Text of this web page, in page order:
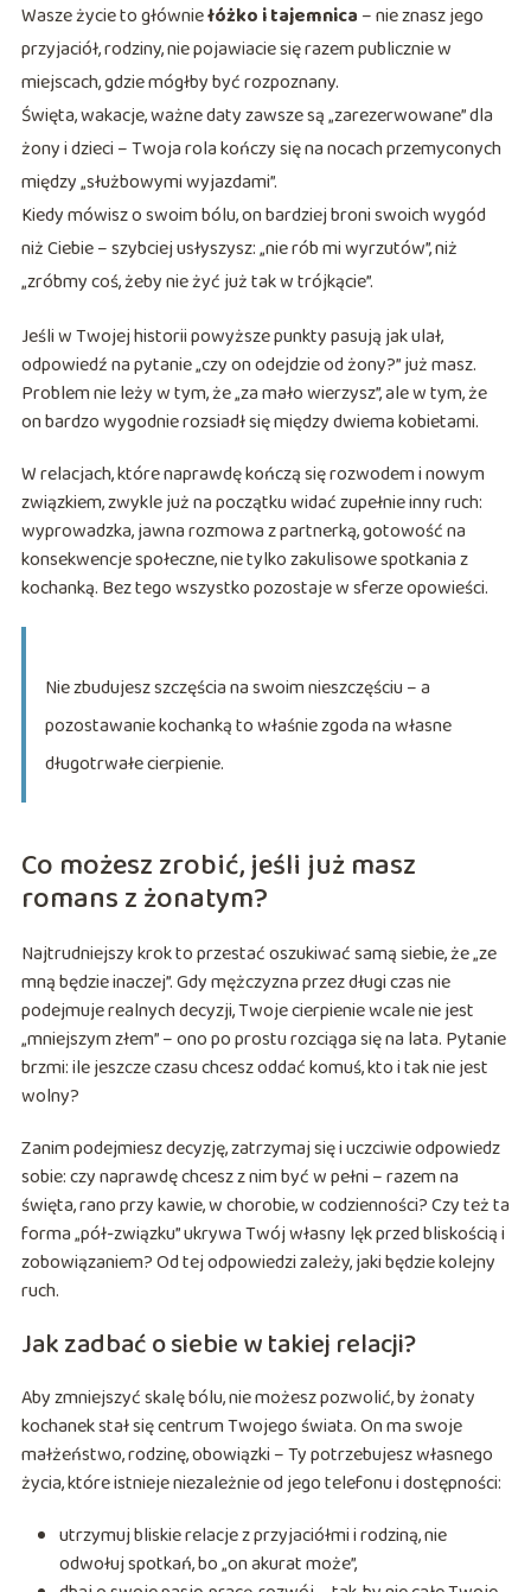
Wasze życie to główniełóżko i tajemnica – nie znasz jego
przyjaciół, rodziny, nie pojawiacie się razem publicznie w
miejscach, gdzie mógłby być rozpoznany.
Święta, wakacje, ważne daty zawsze są „zarezerwowane” dla
żony i dzieci – Twoja rola kończy się na nocach przemyconych
między „służbowymi wyjazdami”.
Kiedy mówisz o swoim bólu, on bardziej broni swoich wygód
niż Ciebie – szybciej usłyszysz: „nie rób mi wyrzutów”, niż
„zróbmy coś, żeby nie żyć już tak w trójkącie”.
Jeśli w Twojej historii powyższe punkty pasują jak ulał,
odpowiedź na pytanie „czy on odejdzie od żony?” już masz.
Problem nie leży w tym, że „za mało wierzysz”, ale w tym, że
on bardzo wygodnie rozsiadł się między dwiema kobietami.
W relacjach, które naprawdę kończą się rozwodem i nowym
związkiem, zwykle już na początku widać zupełnie inny ruch:
wyprowadzka, jawna rozmowa z partnerką, gotowość na
konsekwencje społeczne, nie tylko zakulisowe spotkania z
kochanką. Bez tego wszystko pozostaje w sferze opowieści.
Nie zbudujesz szczęścia na swoim nieszczęściu – a
pozostawanie kochanką to właśnie zgoda na własne
długotrwałe cierpienie.
Co możesz zrobić, jeśli już masz
romans z żonatym?
Najtrudniejszy krok to przestać oszukiwać samą siebie, że „ze
mną będzie inaczej”. Gdy mężczyzna przez długi czas nie
podejmuje realnych decyzji, Twoje cierpienie wcale nie jest
„mniejszym złem” – ono po prostu rozciąga się na lata. Pytanie
brzmi: ile jeszcze czasu chcesz oddać komuś, kto i tak nie jest
wolny?
Zanim podejmiesz decyzję, zatrzymaj się i uczciwie odpowiedz
sobie: czy naprawdę chcesz z nim być w pełni – razem na
święta, rano przy kawie, w chorobie, w codzienności? Czy też ta
forma „pół-związku” ukrywa Twój własny lęk przed bliskością i
zobowiązaniem? Od tej odpowiedzi zależy, jaki będzie kolejny
ruch.
Jak zadbać o siebie w takiej relacji?
Aby zmniejszyć skalę bólu, nie możesz pozwolić, by żonaty
kochanek stał się centrum Twojego świata. On ma swoje
małżeństwo, rodzinę, obowiązki – Ty potrzebujesz własnego
życia, które istnieje niezależnie od jego telefonu i dostępności:
utrzymuj bliskie relacje z przyjaciółmi i rodziną, nie
odwołuj spotkań, bo „on akurat może”,